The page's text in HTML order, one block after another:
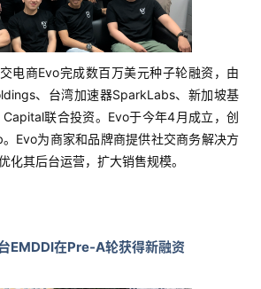
电商Evo完成数百万美元种子轮融资，由
、台湾加速器SparkLabs、新加坡基
联合投资。Evo于今年4月成立，创
Evo为商家和品牌商提供社交商务解决方
化其后台运营，扩大销售规模。
EMDDI在Pre-A轮获得新融资